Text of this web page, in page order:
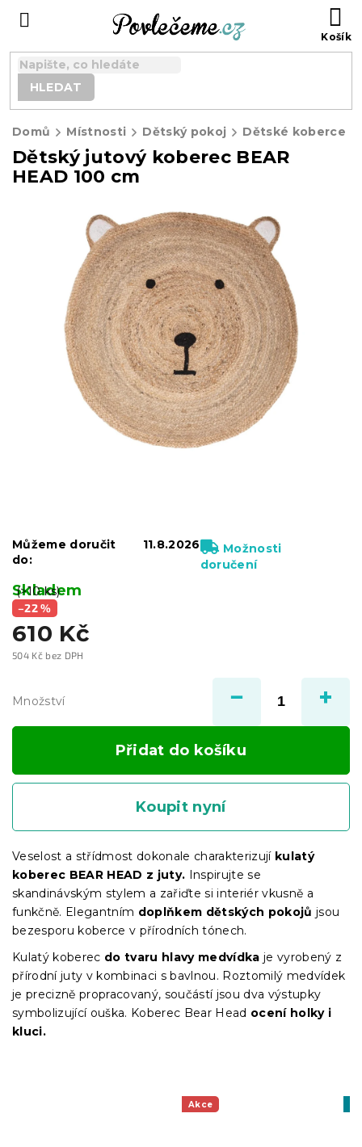
HLEDAT
Domů Místnosti Dětský pokoj Dětské koberce
Dětský jutový koberec BEAR
HEAD 100 cm
–22 %
610 Kč
504 Kč bez DPH
Skladem
(>10 ks)
Můžeme doručit
do:
11.8.2026
Možnosti
doručení
Množství
Přidat do košíku
Koupit nyní
Veselost a střídmost dokonale charakterizujíkulatý
koberec BEAR HEAD z juty. Inspirujte se
skandinávským stylem a zařiďte si interiér vkusně a
funkčně. Elegantním doplňkem dětských pokojů jsou
bezesporu koberce v přírodních tónech.
Kulatý koberec do tvaru hlavy medvídka je vyrobený z
přírodní juty v kombinaci s bavlnou. Roztomilý medvídek
je precizně propracovaný, součástí jsou dva výstupky
symbolizující ouška. Koberec Bear Head ocení holky i
kluci.
Akce